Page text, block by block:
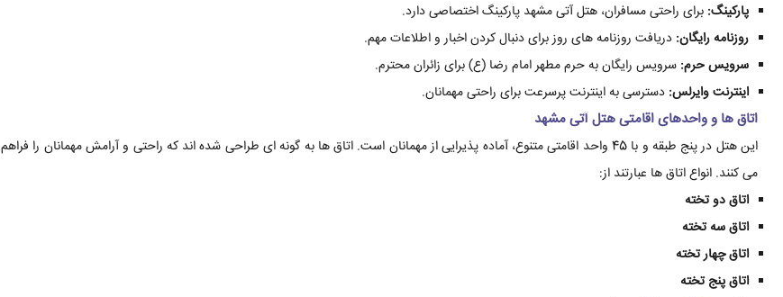
پارکینگ: برای راحتی مسافران، هتل آتی مشهد پارکینگ اختصاصی دارد.
روزنامه رایگان: دریافت روزنامه های روز برای دنبال کردن اخبار و اطلاعات مهم.
سرویس حرم: سرویس رایگان به حرم مطهر امام رضا (ع) برای زائران محترم.
اینترنت وایرلس: دسترسی به اینترنت پرسرعت برای راحتی مهمانان.
اتاق ها و واحدهای اقامتی هتل آتی مشهد
این هتل در پنج طبقه و با 45 واحد اقامتی متنوع، آماده پذیرایی از مهمانان است. اتاق ها به گونه ای طراحی شده اند که راحتی و آرامش مهمانان را فراهم
می کنند. انواع اتاق ها عبارتند از:
اتاق دو تخته
اتاق سه تخته
اتاق چهار تخته
اتاق پنج تخته